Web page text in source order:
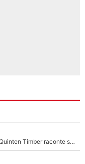
En plein cauchemar après son transfert à l'OM, Quinten Timber raconte ses doutes après sa signature à Marseille